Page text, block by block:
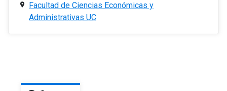
Facultad de Ciencias Económicas y
Administrativas UC